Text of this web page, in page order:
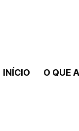
INÍCIO O QUE